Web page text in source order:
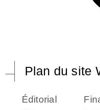
Plan du site
Éditorial